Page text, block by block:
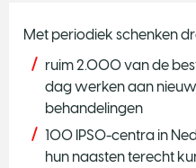
Met periodiek schenken
ruim 2.000 van de
dag werken aan
behandelingen
100 IPSO-centra in
hun naasten terecht